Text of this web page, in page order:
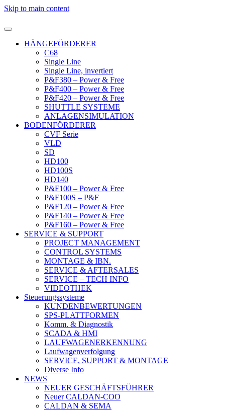
Skip to main content
HÄNGEFÖRDERER
C68
Single Line
Single Line, invertiert
P&F380 – Power & Free
P&F400 – Power & Free
P&F420 – Power & Free
SHUTTLE SYSTEME
ANLAGENSIMULATION
BODENFÖRDERER
CVF Serie
VLD
SD
HD100
HD100S
HD140
P&F100 – Power & Free
P&F100S – P&F
P&F120 – Power & Free
P&F140 – Power & Free
P&F160 – Power & Free
SERVICE & SUPPORT
PROJECT MANAGEMENT
CONTROL SYSTEMS
MONTAGE & IBN.
SERVICE & AFTERSALES
SERVICE – TECH INFO
VIDEOTHEK
Steuerungssysteme
KUNDENBEWERTUNGEN
SPS-PLATTFORMEN
Komm. & Diagnostik
SCADA & HMI
LAUFWAGENERKENNUNG
Laufwagenverfolgung
SERVICE, SUPPORT & MONTAGE
Diverse Info
NEWS
NEUER GESCHÄFTSFÜHRER
Neuer CALDAN-COO
CALDAN & SEMA